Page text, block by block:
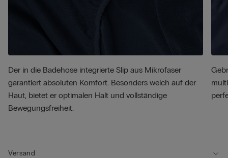
Der in die Badehose integrierte Slip aus Mikrofaser
garantiert absoluten Komfort. Besonders weich auf der
Haut, bietet er optimalen Halt und vollständige
Bewegungsfreiheit.
Versand